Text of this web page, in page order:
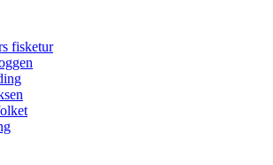
fisketur